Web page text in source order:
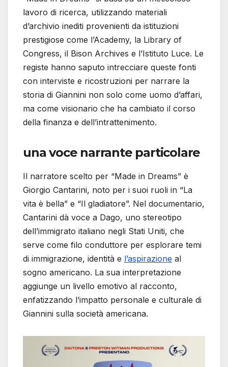
lavoro di ricerca, utilizzando materiali
d’archivio inediti provenienti da istituzioni
prestigiose come l’Academy, la Library of
Congress, il Bison Archives e l’Istituto Luce. Le
registe hanno saputo intrecciare queste fonti
con interviste e ricostruzioni per narrare la
storia di Giannini non solo come uomo d’affari,
ma come visionario che ha cambiato il corso
della finanza e dell’intrattenimento.
una voce narrante particolare
Il narratore scelto per “Made in Dreams” è
Giorgio Cantarini, noto per i suoi ruoli in “La
vita è bella” e “Il gladiatore”. Nel documentario,
Cantarini dà voce a Dago, uno stereotipo
dell’immigrato italiano negli Stati Uniti, che
serve come filo conduttore per esplorare temi
di immigrazione, identità e l’aspirazione al
sogno americano. La sua interpretazione
aggiunge un livello emotivo al racconto,
enfatizzando l’impatto personale e culturale di
Giannini sulla società americana.